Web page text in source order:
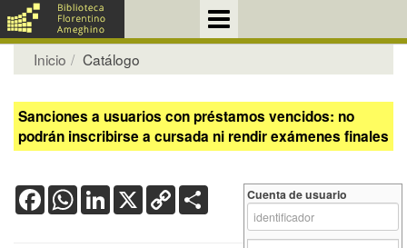
Inicio Catálogo
Sanciones a usuarios con préstamos vencidos: no
podrán inscribirse a cursada ni rendir exámenes finales
FacebookWhatsApp
LinkedIn
X Copy
Link
Cuenta de usuario